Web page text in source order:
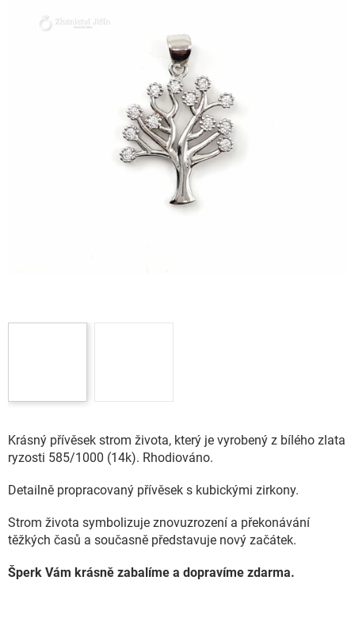
Krásný přívěsek strom života, který je vyrobený z bílého zlata
ryzosti 585/1000 (14k). Rhodiováno.
Detailně propracovaný přívěsek s kubickými zirkony.
Strom života symbolizuje znovuzrození a překonávání
těžkých časů a současně představuje nový začátek.
Šperk Vám krásně zabalíme a dopravíme zdarma.